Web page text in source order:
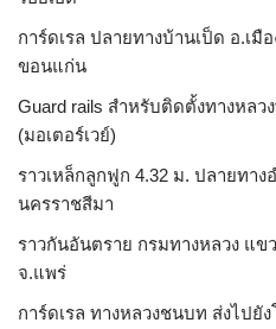
การ์ดเรล ปลายทางบ้านเป็ด อ.เ
ขอนแก่น
Guard rails สำหรับติดตั้งทางหลว
(มอเตอร์เวย์)
ราวเหล็กลูกฟูก 4.32 ม. ปลายทาง
นครราชสีมา
ราวกันอันตราย กรมทางหลวง แข
จ.แพร่
การ์ดเรล ทางหลวงชนบท ส่งไปยั